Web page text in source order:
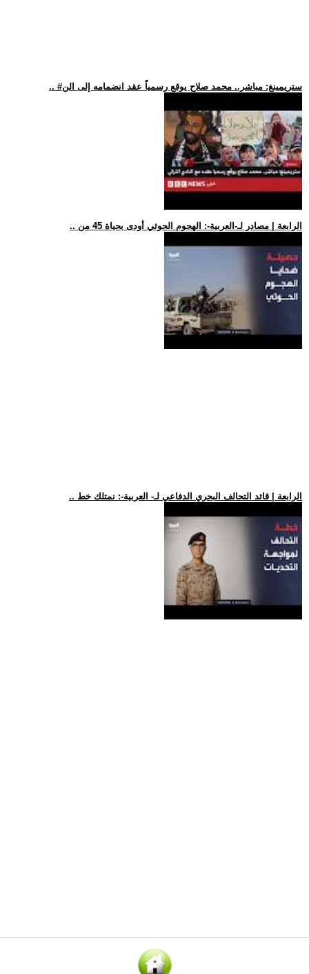
.. #ستريمينغ: مباشر.. محمد صلاح يوقع رسمياً عقد انضمامه إلى الن
.. الرابعة | مصادر لـ-العربية-: الهجوم الحوثي أودى بحياة 45 من
.. الرابعة | قائد التحالف البحري الدفاعي لـ- العربية-: نمتلك خط